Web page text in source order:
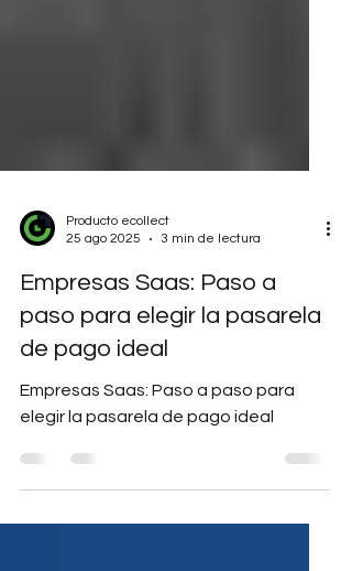
Producto ecollect
25 ago 2025
3 min de lectura
Empresas Saas: Paso a
paso para elegir la pasarela
de pago ideal
Empresas Saas: Paso a paso para